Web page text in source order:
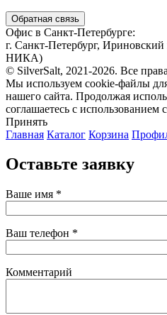
Обратная связь
Офис в Санкт-Петербурге:
г. Санкт-Петербург,
НИКА)
© SilverSalt, 2021-2026. Все
Мы используем cookie-файлы
нашего сайта. Продолжая
соглашаетесь с использованием
Принять
Главная Каталог Корзина
Оставьте заявку
Ваше имя *
Ваш телефон *
Комментарий